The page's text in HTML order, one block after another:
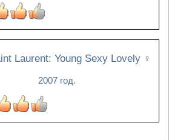
Laurent: Young Sexy Lovely ♀
2007 год.